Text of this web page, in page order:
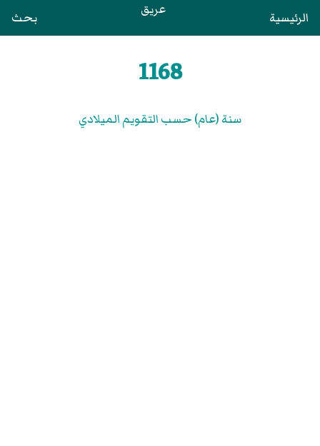
الرئيسية عريق بحث
1168
سنة (عام) حسب التقويم الميلادي